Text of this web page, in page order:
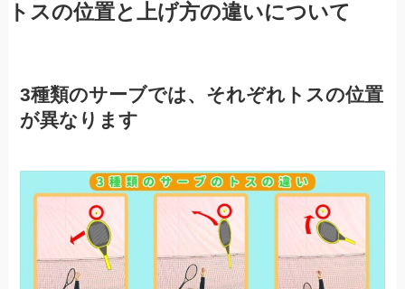
トスの位置と上げ方の違いについて
3種類のサーブでは、それぞれトスの位置
が異なります